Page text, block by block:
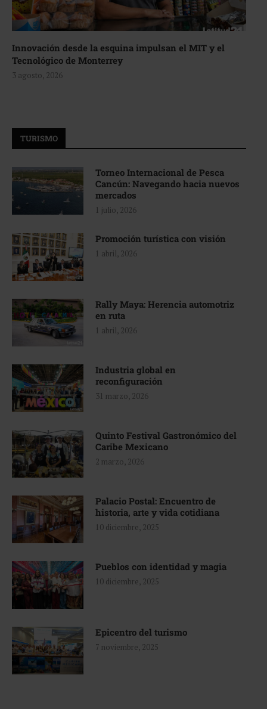
Innovación desde la esquina impulsan el MIT y el
Tecnológico de Monterrey
3 agosto, 2026
TURISMO
Torneo Internacional de Pesca
Cancún: Navegando hacia nuevos
mercados
1 julio, 2026
Promoción turística con visión
1 abril, 2026
Rally Maya: Herencia automotriz
en ruta
1 abril, 2026
Industria global en
reconfiguración
31 marzo, 2026
Quinto Festival Gastronómico del
Caribe Mexicano
2 marzo, 2026
Palacio Postal: Encuentro de
historia, arte y vida cotidiana
10 diciembre, 2025
Pueblos con identidad y magia
10 diciembre, 2025
Epicentro del turismo
7 noviembre, 2025